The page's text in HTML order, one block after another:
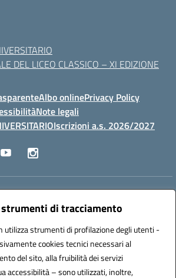
di tracciamento
utilizza strumenti di profilazione degli utenti -
cookies tecnici necessari al
del sito, alla fruibilità dei servizi
accessibilità – sono utilizzati, inoltre,
DEL LICEO CLASSICO – XI EDIZIONE
Albo onlinePrivacy Policy
Note legali
Iscrizioni a.s. 2026/2027
Email:fgps210002@istruzione.it
FGPS210002
(CUF): UF7W9K